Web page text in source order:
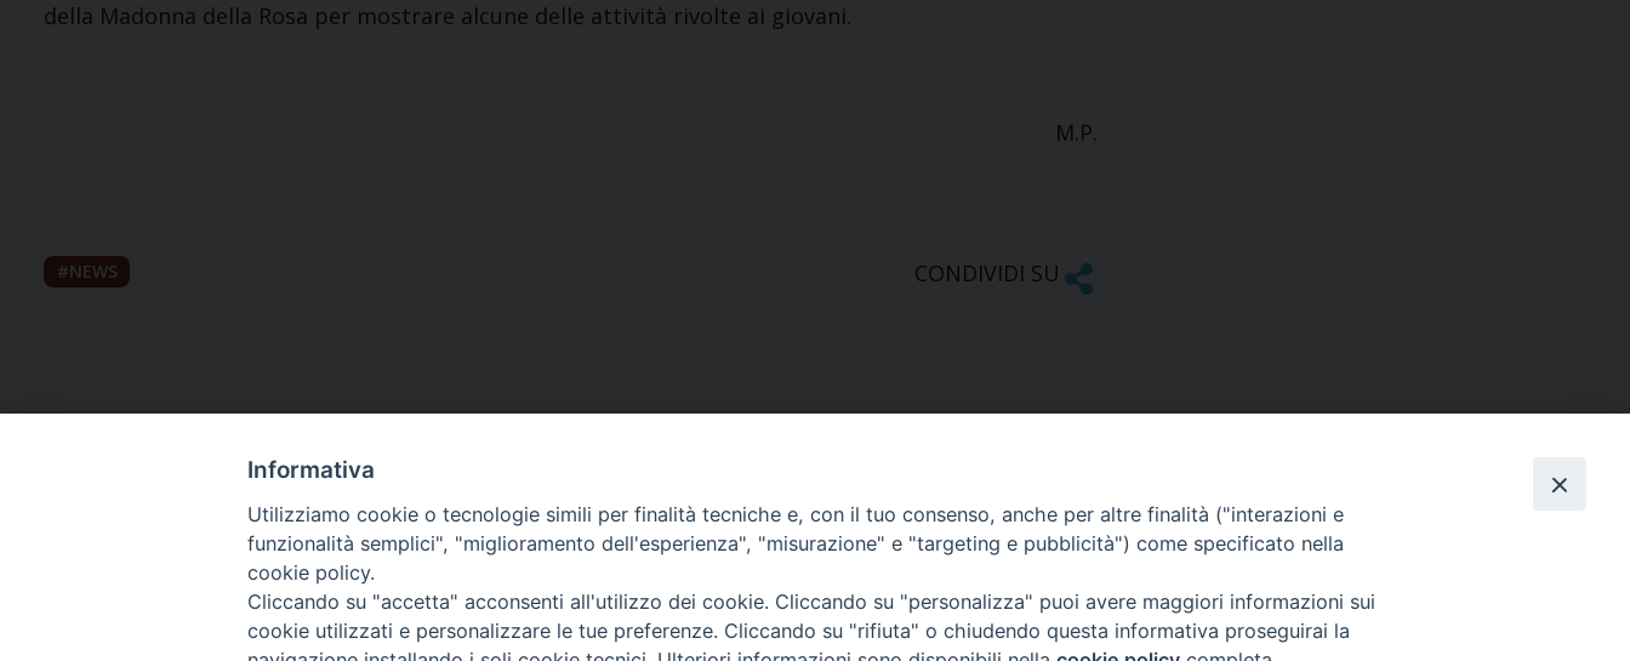
della Madonna della Rosa per mostrare alcune delle attività rivolte ai giovani.
M.P.
NEWS CONDIVIDI SU
Piazza Giovene 4 – 70056 Molfetta (BA)
Ufficio Comunicazioni sociali
Piazza Giovene 4 – 70056 Molfetta (BA)
SEGUICI SU
Facebook
Instagram
X YouTube
Informativa
Utilizziamo cookie o tecnologie simili per finalità tecniche e, con il tuo consenso, anche per altre finalità ("interazioni e
funzionalità semplici", "miglioramento dell'esperienza", "misurazione" e "targeting e pubblicità") come specificato nella
cookie policy.
Cliccando su "accetta" acconsenti all'utilizzo dei cookie. Cliccando su "personalizza" puoi avere maggiori informazioni sui
cookie utilizzati e personalizzare le tue preferenze. Cliccando su "rifiuta" o chiudendo questa informativa proseguirai la